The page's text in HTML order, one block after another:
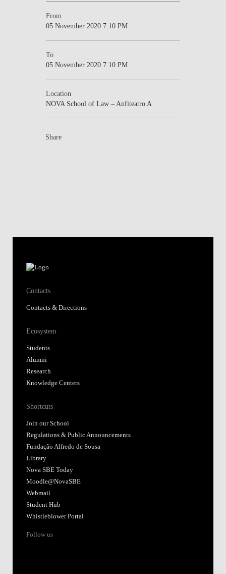
From
05 November 2020 7:10 PM
To
05 November 2020 7:10 PM
Location
NOVA School of Law – Anfiteatro A
Share
Contacts
Contacts & Directions
Ecosystem
Students
Alumni
Research
Knowledge Centers
Shortcuts
Join our School
Regulations & Public Announcements
Fundação Alfredo de Sousa
Library
Nova SBE Today
Moodle@NovaSBE
Webmail
Student Hub
Whistleblower Portal
Follow us